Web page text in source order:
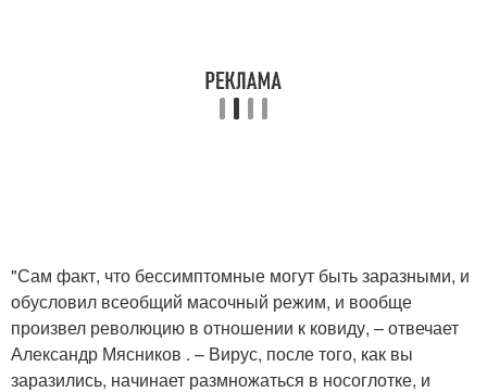
"Сам факт, что бессимптомные могут быть заразными, и
обусловил всеобщий масочный режим, и вообще
произвел революцию в отношении к ковиду, – отвечает
Александр Мясников . – Вирус, после того, как вы
заразились, начинает размножаться в носоглотке, и